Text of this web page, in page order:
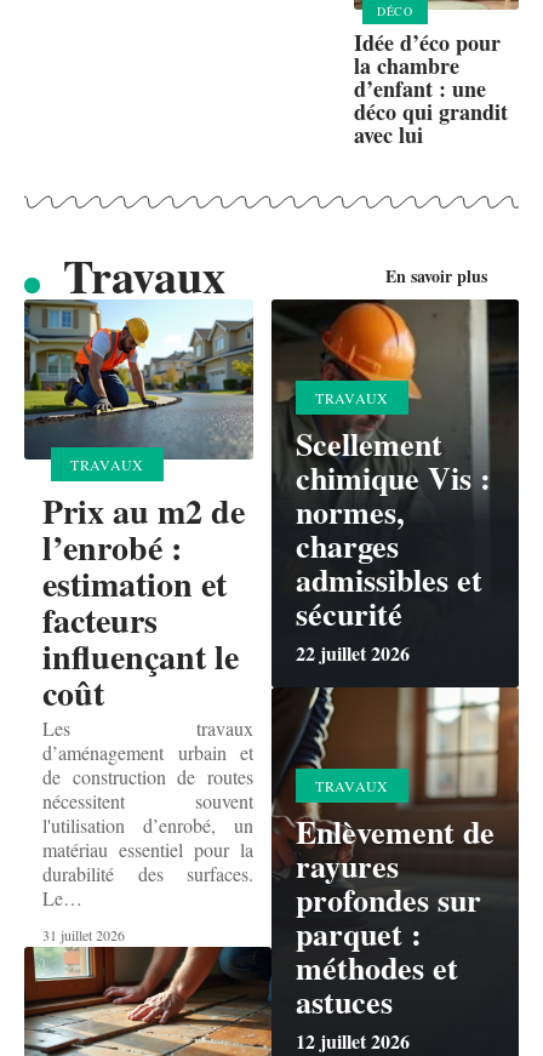
DÉCO
Idée d’éco pour
la chambre
d’enfant : une
déco qui grandit
avec lui
Travaux En savoir plus
TRAVAUX
Prix au m2 de
l’enrobé :
estimation et
facteurs
influençant le
coût
Les travaux
d’aménagement urbain et
de construction de routes
nécessitent souvent
l'utilisation d’enrobé, un
matériau essentiel pour la
durabilité des surfaces.
Le…
31 juillet 2026
TRAVAUX
Scellement
chimique Vis :
normes,
charges
admissibles et
sécurité
22 juillet 2026
TRAVAUX
Enlèvement de
rayures
profondes sur
parquet :
méthodes et
astuces
12 juillet 2026